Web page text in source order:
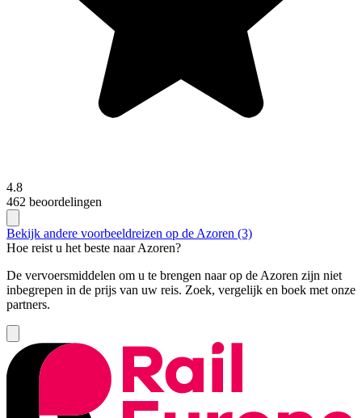
4.8
462 beoordelingen
Bekijk andere voorbeeldreizen op de Azoren (3)
Hoe reist u het beste naar Azoren?
De vervoersmiddelen om u te brengen naar op de Azoren zijn niet
inbegrepen in de prijs van uw reis. Zoek, vergelijk en boek met onze
partners.